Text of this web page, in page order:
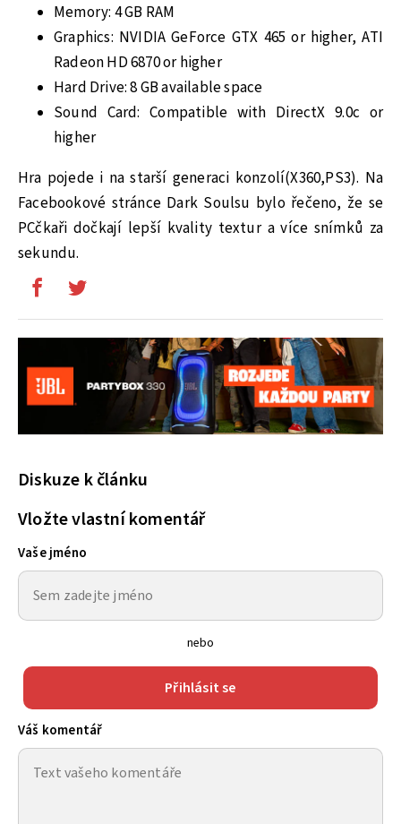
Memory: 4 GB RAM
Graphics: NVIDIA GeForce GTX 465 or higher, ATI
Radeon HD 6870 or higher
Hard Drive: 8 GB available space
Sound Card: Compatible with DirectX 9.0c or
higher
Hra pojede i na starší generaci konzolí(X360,PS3). Na
Facebookové stránce Dark Soulsu bylo řečeno, že se
PCčkaři dočkají lepší kvality textur a více snímků za
sekundu.
Diskuze k článku
Vložte vlastní komentář
Vaše jméno
nebo
Přihlásit se
Váš komentář